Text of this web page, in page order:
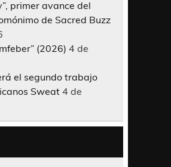
primer avance del
de Sacred Buzz
(2026) 4 de
el segundo trabajo
Sweat 4 de